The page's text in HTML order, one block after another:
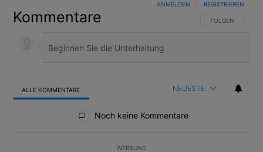
Kommentare FOLGE DIESER
FOLGEN
ANMELDEN REGISTRIEREN
ALLE KOMMENTARE NEUESTE
Noch keine Kommentare
WERBUNG